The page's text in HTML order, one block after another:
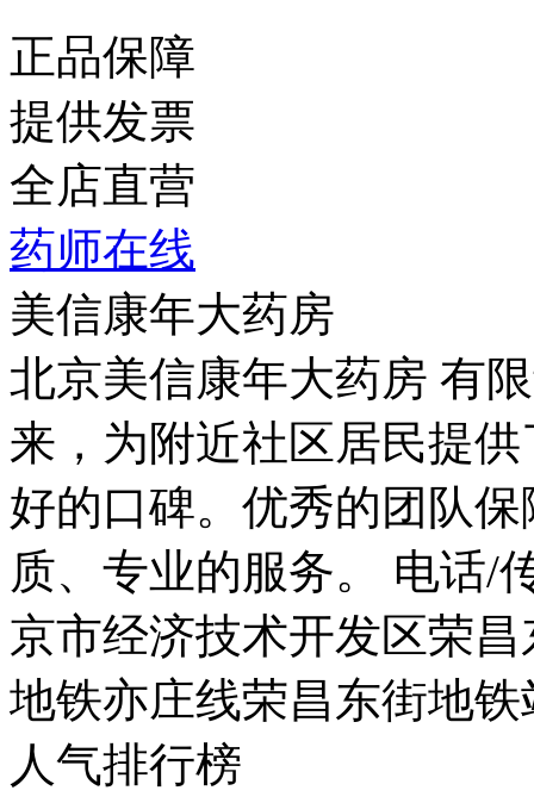
正品保障
提供发票
全店直营
药师在线
美信康年大药房
北京美信康年大药房 有
来，为附近社区居民提
好的口碑。优秀的团队
质、专业的服务。 电话/
京市经济技术开发区荣
地铁亦庄线荣昌东街地
人气排行榜